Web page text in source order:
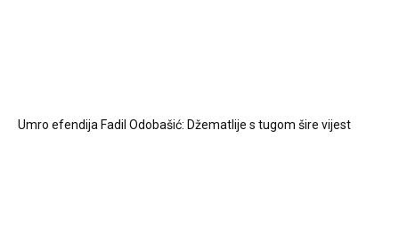
Umro efendija Fadil Odobašić: Džematlije s tugom šire vijest